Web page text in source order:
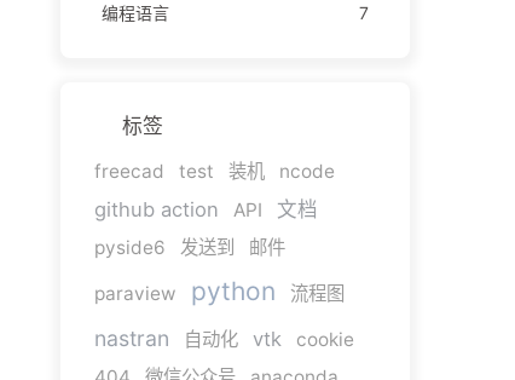
编程语言
7
标签
freecad test 装机 ncode
github action API 文档
pyside6 发送到
邮件
paraview
python 流程图
nastran 自动化 vtk
cookie